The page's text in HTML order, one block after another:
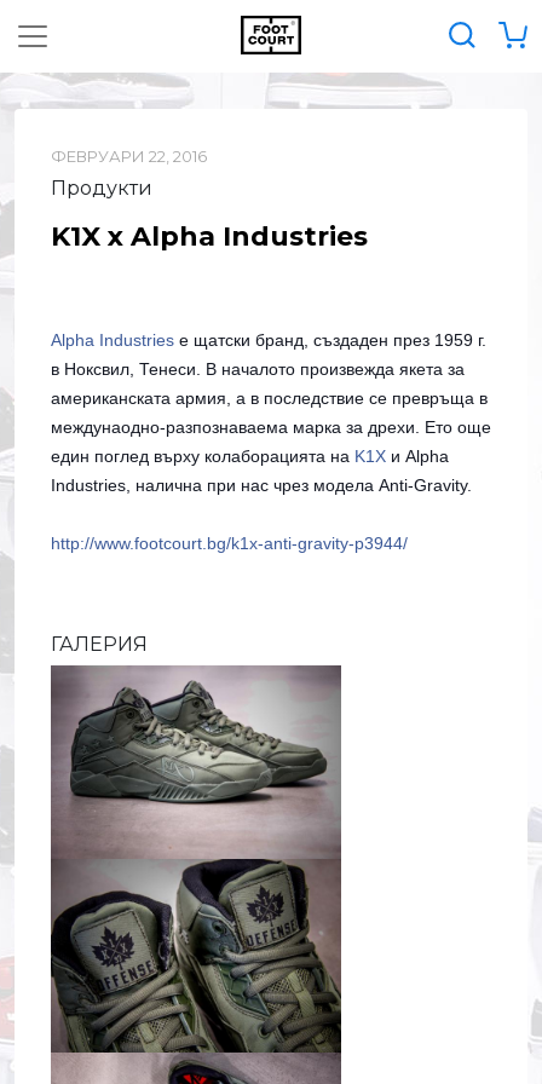
ФЕВРУАРИ 22, 2016
Продукти
K1X x Alpha Industries
Alpha Industries е щатски бранд, създаден през 1959 г.
в Ноксвил, Тенеси. В началото произвежда якета за
американската армия, а в последствие се превръща в
междунаодно-разпознаваема марка за дрехи. Ето още
един поглед върху колаборацията на K1X и Alpha
Industries, налична при нас чрез модела Anti-Gravity.
http://www.footcourt.bg/k1x-anti-gravity-p3944/
ГАЛЕРИЯ